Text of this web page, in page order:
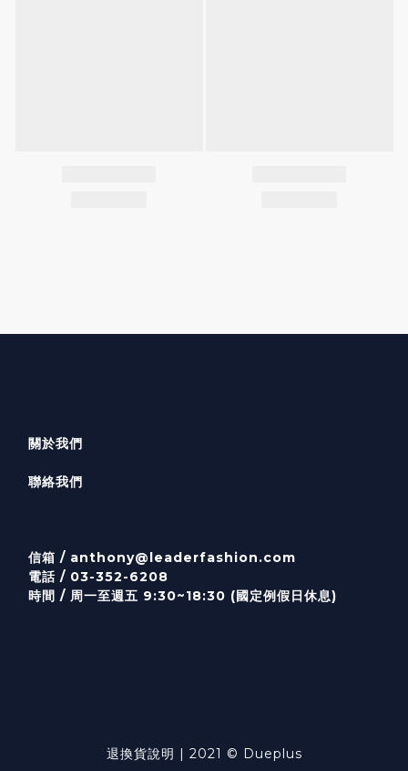
關於我們
聯絡我們
信箱 / anthony@leaderfashion.com
電話 / 03-352-6208
時間 / 周一至週五 9:30~18:30 (國定例假日休息)
退換貨說明 | 2021 © Dueplus